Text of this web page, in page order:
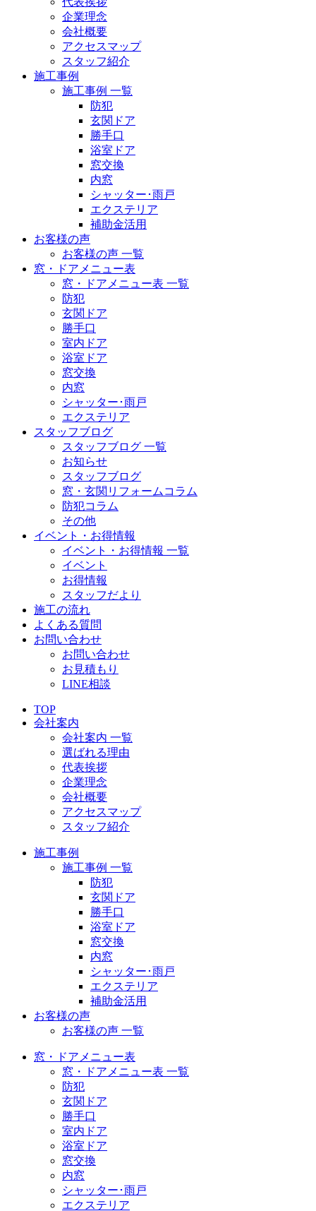
企業理念
会社概要
アクセスマップ
スタッフ紹介
施工事例
施工事例 一覧
防犯
玄関ドア
勝手口
浴室ドア
窓交換
内窓
シャッター･雨戸
エクステリア
補助金活用
お客様の声
お客様の声 一覧
窓・ドアメニュー表
窓・ドアメニュー表 一覧
防犯
玄関ドア
勝手口
室内ドア
浴室ドア
窓交換
内窓
シャッター･雨戸
エクステリア
スタッフブログ
スタッフブログ 一覧
お知らせ
スタッフブログ
窓・玄関リフォームコラム
防犯コラム
その他
イベント・お得情報
イベント・お得情報 一覧
イベント
お得情報
スタッフだより
施工の流れ
よくある質問
お問い合わせ
お問い合わせ
お見積もり
LINE相談
TOP
会社案内
会社案内 一覧
選ばれる理由
代表挨拶
企業理念
会社概要
アクセスマップ
スタッフ紹介
施工事例
施工事例 一覧
防犯
玄関ドア
勝手口
浴室ドア
窓交換
内窓
シャッター･雨戸
エクステリア
補助金活用
お客様の声
お客様の声 一覧
窓・ドアメニュー表
窓・ドアメニュー表 一覧
防犯
玄関ドア
勝手口
室内ドア
浴室ドア
窓交換
内窓
シャッター･雨戸
エクステリア